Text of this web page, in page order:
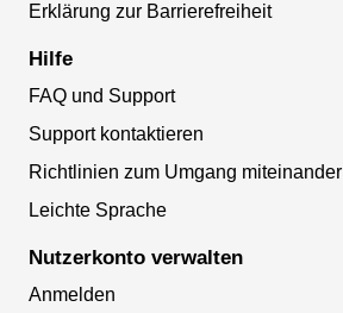
Erklärung zur Barrierefreiheit
Hilfe
FAQ und Support
Support kontaktieren
Richtlinien zum Umgang miteinander
Leichte Sprache
Nutzerkonto verwalten
Anmelden